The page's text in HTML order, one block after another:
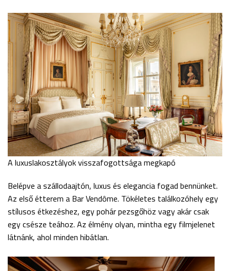
A luxuslakosztályok visszafogottsága megkapó
Belépve a szállodaajtón, luxus és elegancia fogad bennünket.
Az első étterem a Bar Vendôme. Tökéletes találkozóhely egy
stílusos étkezéshez, egy pohár pezsgőhöz vagy akár csak
egy csésze teához. Az élmény olyan, mintha egy filmjelenet
látnánk, ahol minden hibátlan.